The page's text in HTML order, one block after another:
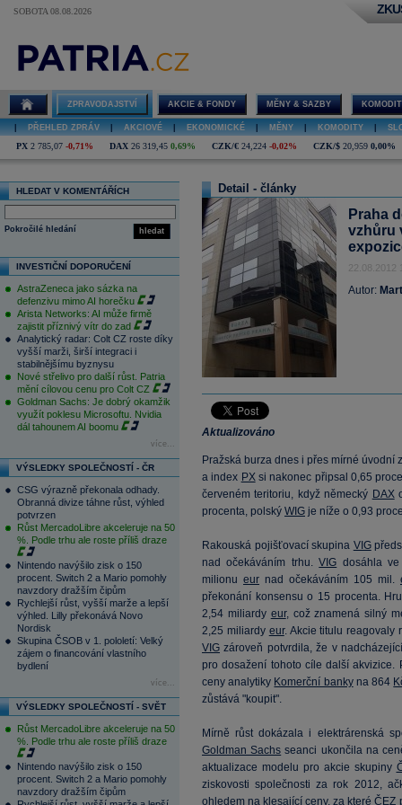
SOBOTA 08.08.2026
ZPRAVODAJSTVÍ AKCIE & FONDY MĚNY & SAZBY
PŘEHLED ZPRÁV AKCIOVÉ EKONOMICKÉ MĚNY KOMODITY
PX 2 785,07 -0,71% DAX 26 319,45 0,69% CZK/€ 24,224 -0,02% CZK/$ 20,959 0,00%
HLEDAT V KOMENTÁŘÍCH
hledat
Pokročilé hledání
INVESTIČNÍ DOPORUČENÍ
AstraZeneca jako sázka na
defenzivu mimo AI horečku
Arista Networks: AI může firmě
zajistit příznivý vítr do zad
Analytický radar: Colt CZ roste díky
vyšší marži, širší integraci i
stabilnějšímu byznysu
Nové střelivo pro další růst. Patria
mění cílovou cenu pro Colt CZ
Goldman Sachs: Je dobrý okamžik
využít poklesu Microsoftu. Nvidia
dál tahounem AI boomu
více...
VÝSLEDKY SPOLEČNOSTÍ - ČR
CSG výrazně překonala odhady.
Obranná divize táhne růst, výhled
potvrzen
Růst MercadoLibre akceleruje na 50
%. Podle trhu ale roste příliš draze
Nintendo navýšilo zisk o 150
procent. Switch 2 a Mario pomohly
navzdory dražším čipům
Rychlejší růst, vyšší marže a lepší
výhled. Lilly překonává Novo
Nordisk
Skupina ČSOB v 1. pololetí: Velký
zájem o financování vlastního
bydlení
více...
VÝSLEDKY SPOLEČNOSTÍ - SVĚT
Růst MercadoLibre akceleruje na 50
%. Podle trhu ale roste příliš draze
Nintendo navýšilo zisk o 150
procent. Switch 2 a Mario pomohly
navzdory dražším čipům
Detail - články
Praha
vzhůru
22.08.2012
Autor:
Aktualizováno
Pražská burza dnes i přes mírné
a index PXsi nakonec připsal 0,65
červeném teritoriu, když německý DAX
procenta, polský WIG je níže o 0,93
Rakouská pojišťovací skupina VIG
nad očekáváním trhu.VIG dosáhla
milionu eur nad očekáváním 105 mil.
překonání konsensu o 15 procenta.
2,54 miliardy eur, což znamená silný
2,25 miliardy eur. Akcie titulu reagovaly
VIG zároveň potvrdila, že v
pro dosažení tohoto cíle další akvizice.
ceny analytiky Komerční bankyna 864
zůstává "koupit".
Mírně růst dokázala i elektrárenská
Goldman Sachs seanci ukončila na
aktualizace modelu pro akcie skupiny
ziskovosti společnosti za rok 2012,
ohledem na klesající ceny, za kteréČEZ